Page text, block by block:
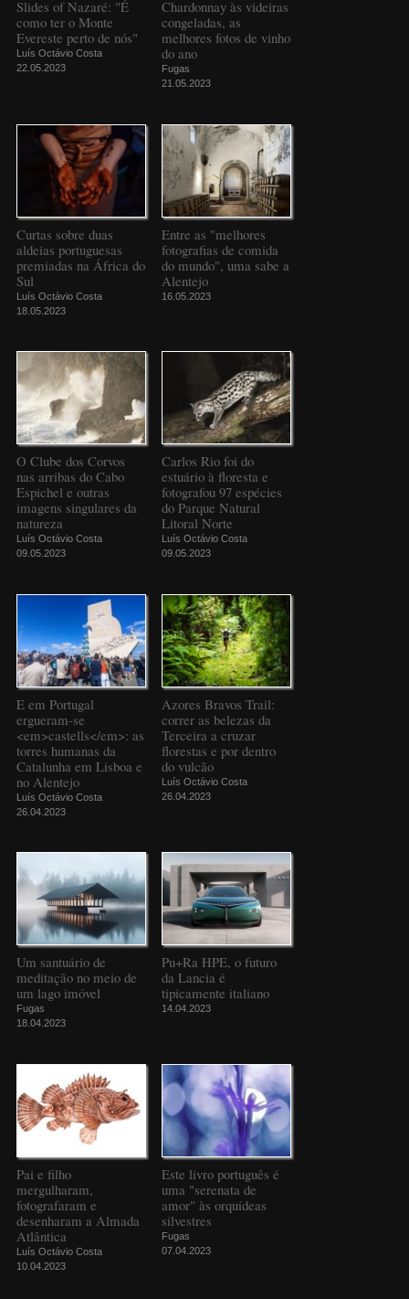
Slides of Nazaré: "É
como ter o Monte
Evereste perto de nós"
Luís Octávio Costa
22.05.2023
Chardonnay às videiras
congeladas, as
melhores fotos de vinho
do ano
Fugas
21.05.2023
Curtas sobre duas
aldeias portuguesas
premiadas na África do
Sul
Luís Octávio Costa
18.05.2023
Entre as "melhores
fotografias de comida
do mundo", uma sabe a
Alentejo
16.05.2023
O Clube dos Corvos
nas arribas do Cabo
Espichel e outras
imagens singulares da
natureza
Luís Octávio Costa
09.05.2023
Carlos Rio foi do
estuário à floresta e
fotografou 97 espécies
do Parque Natural
Litoral Norte
Luís Octávio Costa
09.05.2023
E em Portugal
ergueram-se
<em>castells</em>: as
torres humanas da
Catalunha em Lisboa e
no Alentejo
Luís Octávio Costa
26.04.2023
Azores Bravos Trail:
correr as belezas da
Terceira a cruzar
florestas e por dentro
do vulcão
Luís Octávio Costa
26.04.2023
Um santuário de
meditação no meio de
um lago imóvel
Fugas
18.04.2023
Pu+Ra HPE, o futuro
da Lancia é
tipicamente italiano
14.04.2023
Pai e filho
mergulharam,
fotografaram e
desenharam a Almada
Atlântica
Luís Octávio Costa
10.04.2023
Este livro português é
uma "serenata de
amor" às orquídeas
silvestres
Fugas
07.04.2023